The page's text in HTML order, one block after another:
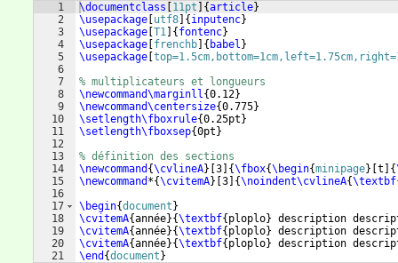
1
2
3
4
5
6
7
8
9
10
11
12
13
14
15
16
17
18
19
20
21
\documentclass 11pt {article}
\usepackage utf8 { inputenc}
\usepackage T1 { fontenc}
\usepackage frenchb { babel }
\usepackage
% multiplicateurs et longueurs
\newcommand\marginll{0.12}
\newcommand\centersize{0.775}
\setlength\fboxrule{0.25pt }
\setlength\fboxsep{0pt }
% définition des sections
\newcommand {\cvlineA} 3 {\fbox{\begin{minipage} t {
\newcommand *{\cvitemA} 3 {\noindent\cvlineA{\textbf
\begin{document }
\cvitemA{année}{\textbf{ ploplo} description
\cvitemA{année}{\textbf{ ploplo} description
\cvitemA{année}{\textbf{ ploplo} description
\end {document }